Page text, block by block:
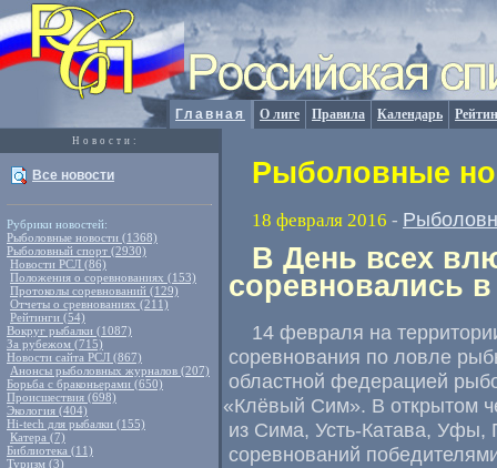
Главная О лиге Правила Календарь
Новости:
Все новости
Рубрики новостей:
Рыболовные новости (1368)
Рыболовный спорт (2930)
Новости РСЛ (86)
Положения о соревнованиях (153)
Протоколы соревнований (129)
Отчеты о сревнованиях (211)
Рейтинги (54)
Вокруг рыбалки (1087)
За рубежом (715)
Новости сайта РСЛ (867)
Анонсы рыболовных журналов (207)
Борьба с браконьерами (650)
Происшествия (698)
Экология (404)
Hi-tech для рыбалки (155)
Катера (7)
Библиотека (11)
Туризм (3)
Рыболовные
18 февраля 2016 -
В День всех
соревновались
14 февраля на
соревнования по ловле
областной федерацией
«Клёвый Сим». В открытом
из Сима, Усть-Катава, Уфы,
соревнований